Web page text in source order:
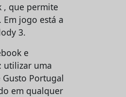
, que permite
jogo está a
3.
e
utilizar uma
Portugal
em qualquer